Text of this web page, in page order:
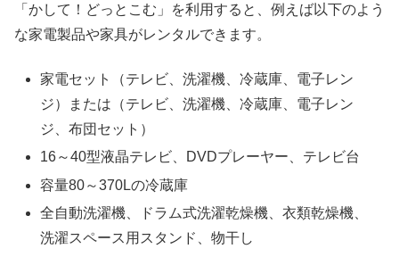
「かして！どっとこむ」を利用すると、例えば以下のよう
な家電製品や家具がレンタルできます。
家電セット（テレビ、洗濯機、冷蔵庫、電子レン
ジ）または（テレビ、洗濯機、冷蔵庫、電子レン
ジ、布団セット）
16～40型液晶テレビ、DVDプレーヤー、テレビ台
容量80～370Lの冷蔵庫
全自動洗濯機、ドラム式洗濯乾燥機、衣類乾燥機、
洗濯スペース用スタンド、物干し